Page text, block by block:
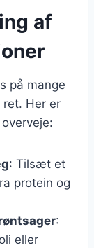
af
på mange
ret. Her er
: Tilsæt et
protein og
:
eller